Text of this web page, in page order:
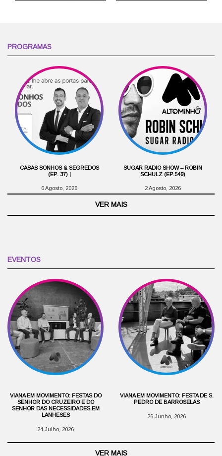
PROGRAMAS
CASAS SONHOS & SEGREDOS
(EP. 37) |
6 Agosto, 2026
SUGAR RADIO SHOW – ROBIN
SCHULZ (EP.549)
2 Agosto, 2026
VER MAIS
EVENTOS
VIANA EM MOVIMENTO: FESTAS DO
SENHOR DO CRUZEIRO E DO
SENHOR DAS NECESSIDADES EM
LANHESES
24 Julho, 2026
VIANA EM MOVIMENTO: FESTA DE S.
PEDRO DE BARROSELAS
26 Junho, 2026
VER MAIS